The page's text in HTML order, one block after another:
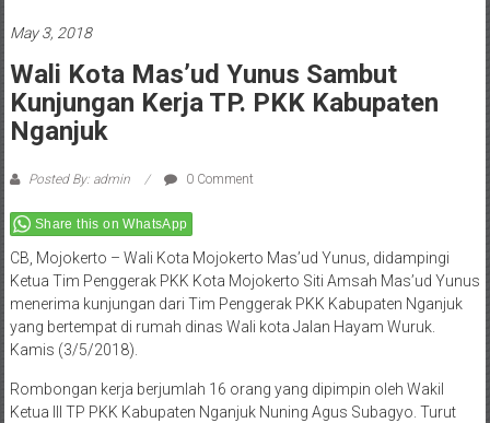
May 3, 2018
Wali Kota Mas’ud Yunus Sambut
Kunjungan Kerja TP. PKK Kabupaten
Nganjuk
Posted By: admin 0 Comment
Share this on WhatsApp
CB, Mojokerto – Wali Kota Mojokerto Mas’ud Yunus, didampingi
Ketua Tim Penggerak PKK Kota Mojokerto Siti Amsah Mas’ud Yunus
menerima kunjungan dari Tim Penggerak PKK Kabupaten Nganjuk
yang bertempat di rumah dinas Wali kota Jalan Hayam Wuruk.
Kamis (3/5/2018).
Rombongan kerja berjumlah 16 orang yang dipimpin oleh Wakil
Ketua III TP PKK Kabupaten Nganjuk Nuning Agus Subagyo. Turut